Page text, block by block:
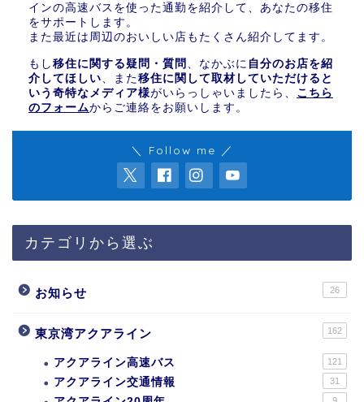
インの高速バスを使った通勤を紹介して、あなたの移住
をサポートします。
また最近は周辺のおいしい店もたくさん紹介してます。
もし 移住に関する疑問・質問 、なかぶに 自分のお店を紹
介してほしい 、また移住に関して取材していただけると
いう奇特なメディア様がいらっしゃいましたら、 こちら
のフォームからご連絡をお願いします。
＼ Follow me ／
カテゴリから選ぶ
お知らせ 26
東京湾アクアライン 162
アクアライン高速バス 121
アクアライン交通情報 31